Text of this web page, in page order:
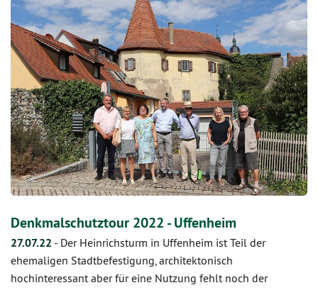
Denkmalschutztour 2022 - Uffenheim
27.07.22 - Der Heinrichsturm in Uffenheim ist Teil der
ehemaligen Stadtbefestigung, architektonisch
hochinteressant aber für eine Nutzung fehlt noch der